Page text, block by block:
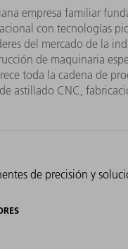
empresa familiar
con tecnologías
del mercado de la
de maquinaria
toda la cadena de
astillado CNC,
de precisión y